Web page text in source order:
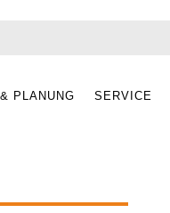
PLANUNG SERVICE